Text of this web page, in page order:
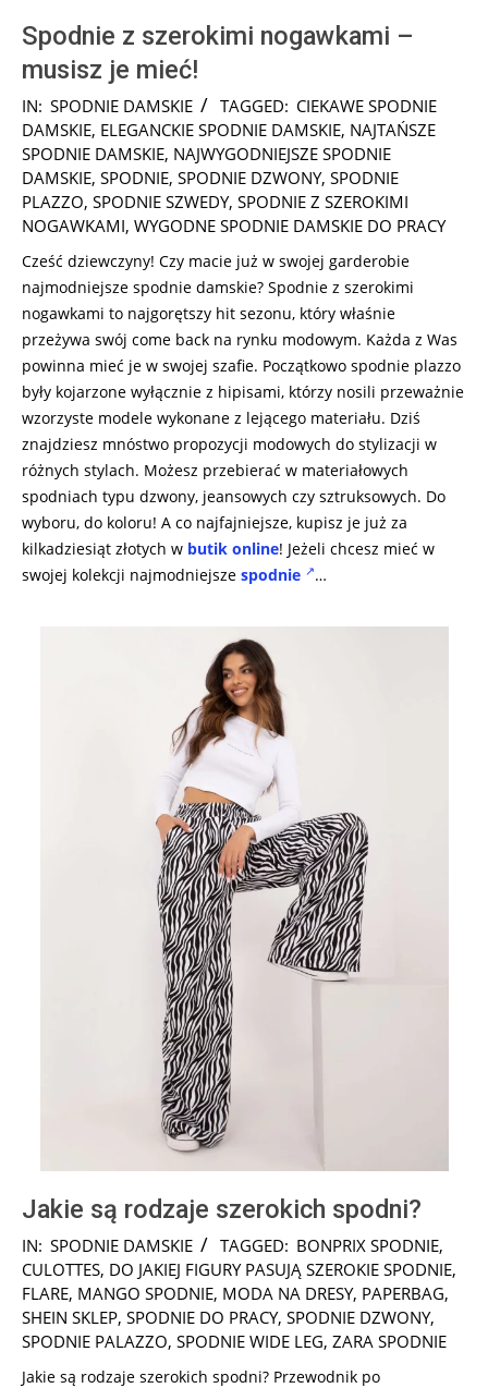
Spodnie z szerokimi nogawkami –
musisz je mieć!
2025-
08-
15
IN: SPODNIE DAMSKIE TAGGED: CIEKAWE SPODNIE
DAMSKIE, ELEGANCKIE SPODNIE DAMSKIE, NAJTAŃSZE
SPODNIE DAMSKIE, NAJWYGODNIEJSZE SPODNIE
DAMSKIE, SPODNIE, SPODNIE DZWONY, SPODNIE
PLAZZO, SPODNIE SZWEDY, SPODNIE Z SZEROKIMI
NOGAWKAMI, WYGODNE SPODNIE DAMSKIE DO PRACY
Cześć dziewczyny! Czy macie już w swojej garderobie
najmodniejsze spodnie damskie? Spodnie z szerokimi
nogawkami to najgorętszy hit sezonu, który właśnie
przeżywa swój come back na rynku modowym. Każda z Was
powinna mieć je w swojej szafie. Początkowo spodnie plazzo
były kojarzone wyłącznie z hipisami, którzy nosili przeważnie
wzorzyste modele wykonane z lejącego materiału. Dziś
znajdziesz mnóstwo propozycji modowych do stylizacji w
różnych stylach. Możesz przebierać w materiałowych
spodniach typu dzwony, jeansowych czy sztruksowych. Do
wyboru, do koloru! A co najfajniejsze, kupisz je już za
kilkadziesiąt złotych w butik online! Jeżeli chcesz mieć w
swojej kolekcji najmodniejsze spodnie …
Jakie są rodzaje szerokich spodni?
2024-
11-
04
IN: SPODNIE DAMSKIE TAGGED: BONPRIX SPODNIE,
CULOTTES, DO JAKIEJ FIGURY PASUJĄ SZEROKIE SPODNIE,
FLARE, MANGO SPODNIE, MODA NA DRESY, PAPERBAG,
SHEIN SKLEP, SPODNIE DO PRACY, SPODNIE DZWONY,
SPODNIE PALAZZO, SPODNIE WIDE LEG, ZARA SPODNIE
Jakie są rodzaje szerokich spodni? Przewodnik po